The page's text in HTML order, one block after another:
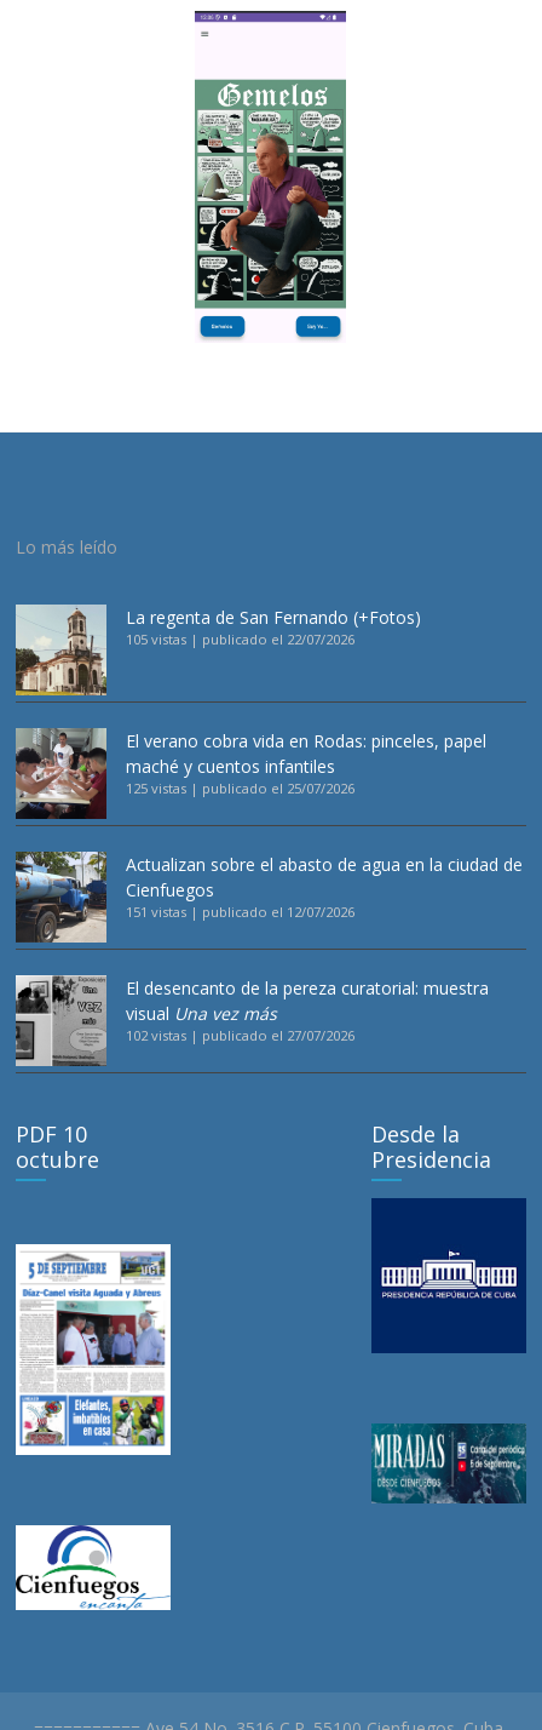
Lo más leído
La regenta de San Fernando (+Fotos)
105 vistas | publicado el 22/07/2026
El verano cobra vida en Rodas: pinceles, papel
maché y cuentos infantiles
125 vistas | publicado el 25/07/2026
Actualizan sobre el abasto de agua en la ciudad de
Cienfuegos
151 vistas | publicado el 12/07/2026
El desencanto de la pereza curatorial: muestra
visual Una vez más
102 vistas | publicado el 27/07/2026
PDF 10
octubre
Desde la
Presidencia